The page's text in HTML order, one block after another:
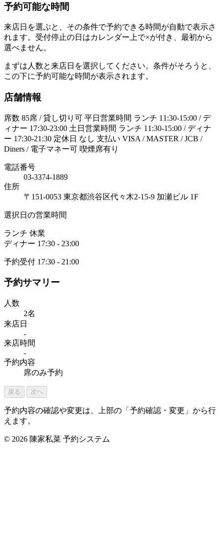
予約可能な時間
来店日を選ぶと、その条件で予約できる時間が自動で表示さ
れます。受付停止の日はカレンダー上で×が付き、最初から
選べません。
まずは人数と来店日を選択してください。条件がそろうと、
この下に予約可能な時間が表示されます。
店舗情報
席数 85席 / 貸し切り可 平日営業時間 ランチ 11:30-15:00 / デ
ィナー 17:30-23:00 土日営業時間 ランチ 11:30-15:00 / ディナ
ー 17:30-21:30 定休日 なし 支払い VISA / MASTER / JCB /
Diners / 電子マネー可 喫煙席有り
電話番号
03-3374-1889
住所
〒151-0053 東京都渋谷区代々木2-15-9 加瀬ビル 1F
選択日の営業時間
ランチ 休業
ディナー 17:30 - 23:00
予約受付 17:30 - 21:00
予約サマリー
人数
2名
来店日
-
来店時間
-
予約内容
席のみ予約
戻る 次へ
予約内容の確認や変更は、上部の「予約確認・変更」から行
えます。
© 2026 陳家私菜 予約システム